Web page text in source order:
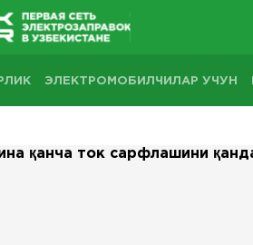
ЭЛЕКТРОМОБИЛЧИЛАР УЧУН